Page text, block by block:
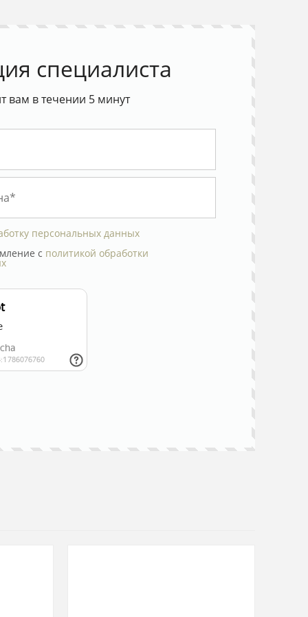
специалиста
вам в течении 5 минут
персональных данных
с политикой обработки